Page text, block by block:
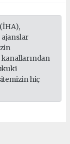
ajanslar
hiç